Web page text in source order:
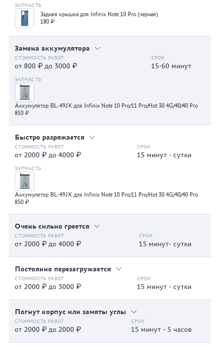
Задняя крышка для Infinix Note 10 Pro (черная)
180 ₽
Замена аккумулятора
от 800 ₽ до 3000 ₽ 15-60 минут
Аккумулятор BL-49JX для Infinix Note 10 Pro/11 Pro/Hot 30 4G/40/40 Pro
850 ₽
Быстро разряжается
от 2000 ₽ до 4000 ₽ 15 минут - сутки
Аккумулятор BL-49JX для Infinix Note 10 Pro/11 Pro/Hot 30 4G/40/40 Pro
850 ₽
Очень сильно греется
от 2000 ₽ до 4000 ₽ 15 минут- сутки
Постоянно перезагружается
от 2000 ₽ до 3000 ₽ 15 минут - сутки
Погнут корпус или замяты углы
от 2000 ₽ до 2000 ₽ 15 минут - 5 часов